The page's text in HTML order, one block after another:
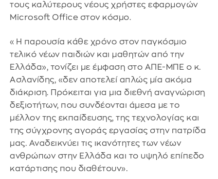
τους καλύτερους νέους χρήστες εφαρμογών
Microsoft Office στον κόσμο.
«Η παρουσία κάθε χρόνο στον παγκόσμιο
τελικό νέων παιδιών και μαθητών από την
Ελλάδα», τονίζει με έμφαση στο ΑΠΕ-ΜΠΕ ο κ.
Ασλανίδης, «δεν αποτελεί απλώς μία ακόμα
διάκριση. Πρόκειται για μια διεθνή αναγνώριση
δεξιοτήτων, που συνδέονται άμεσα με το
μέλλον της εκπαίδευσης, της τεχνολογίας και
της σύγχρονης αγοράς εργασίας στην πατρίδα
μας. Αναδεικνύει τις ικανότητες των νέων
ανθρώπων στην Ελλάδα και το υψηλό επίπεδο
κατάρτισης που διαθέτουν».